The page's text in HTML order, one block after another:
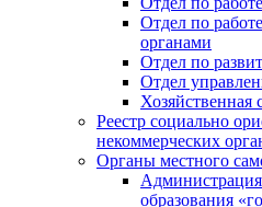
Отдел по
органами
Отдел по
Отдел
Хозяйственная
Реестр социально
некоммерческих
Органы местного
образования